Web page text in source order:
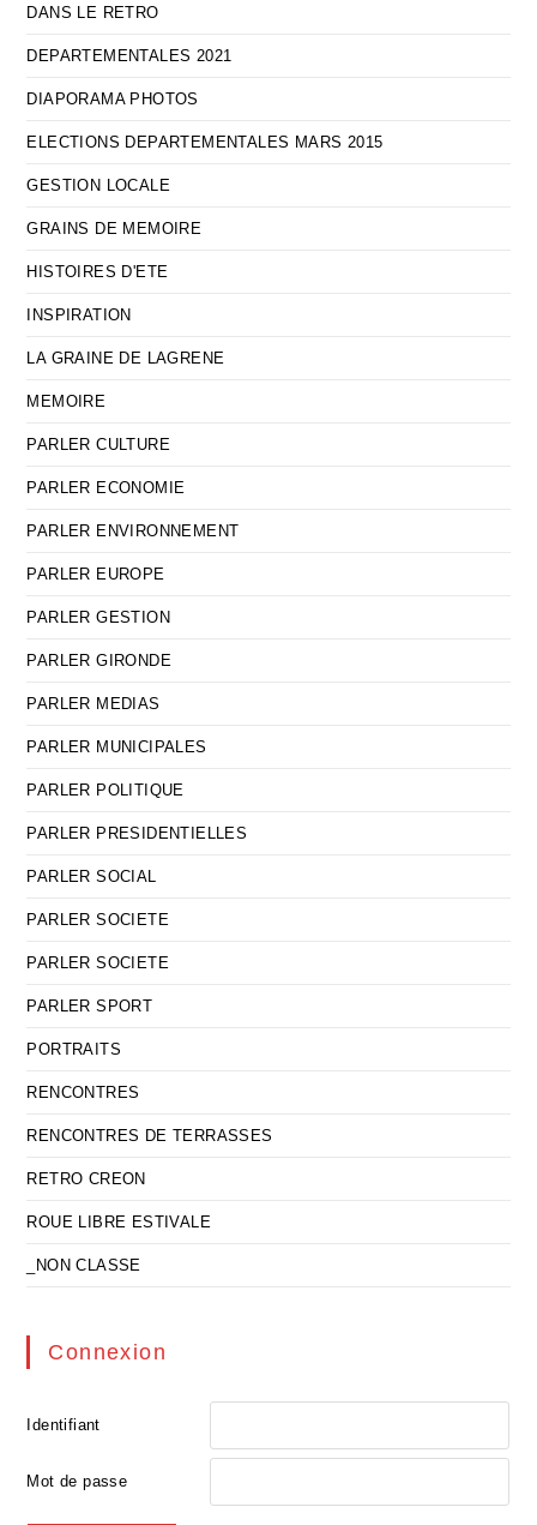
DANS LE RETRO
DEPARTEMENTALES 2021
DIAPORAMA PHOTOS
ELECTIONS DEPARTEMENTALES MARS 2015
GESTION LOCALE
GRAINS DE MEMOIRE
HISTOIRES D'ETE
INSPIRATION
LA GRAINE DE LAGRENE
MEMOIRE
PARLER CULTURE
PARLER ECONOMIE
PARLER ENVIRONNEMENT
PARLER EUROPE
PARLER GESTION
PARLER GIRONDE
PARLER MEDIAS
PARLER MUNICIPALES
PARLER POLITIQUE
PARLER PRESIDENTIELLES
PARLER SOCIAL
PARLER SOCIETE
PARLER SOCIETE
PARLER SPORT
PORTRAITS
RENCONTRES
RENCONTRES DE TERRASSES
RETRO CREON
ROUE LIBRE ESTIVALE
_NON CLASSE
Connexion
Identifiant
Mot de passe